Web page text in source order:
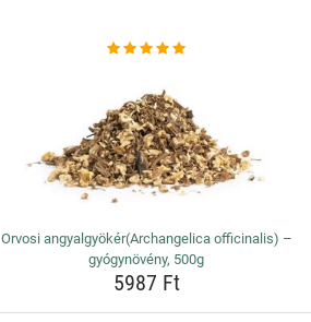
Orvosi angyalgyökér(Archangelica officinalis) –
gyógynövény, 500g
5987 Ft